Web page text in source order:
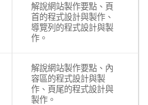
解說網站製作要點、頁
首的程式設計與製作、
導覽列的程式設計與製
作。
解說網站製作要點、內
容區的程式設計與製
作、頁尾的程式設計與
製作。